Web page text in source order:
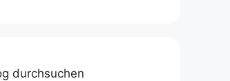
durchsuchen